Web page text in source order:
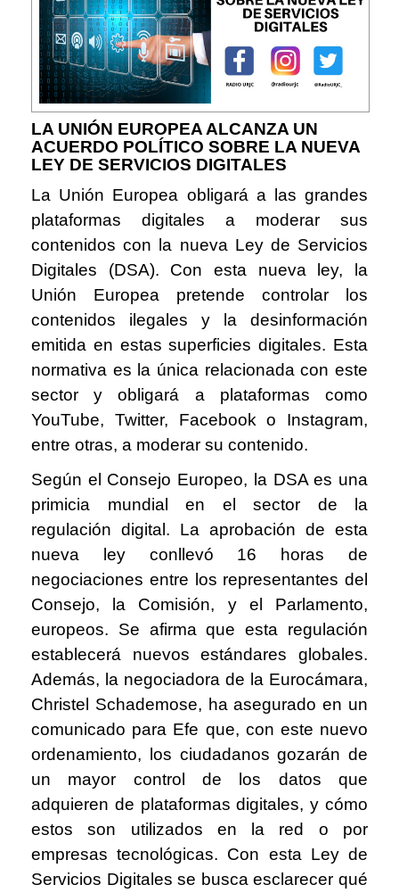
LA UNIÓN EUROPEA ALCANZA UN
ACUERDO POLÍTICO SOBRE LA NUEVA
LEY DE SERVICIOS DIGITALES
La Unión Europea obligará a las grandes
plataformas digitales a moderar sus
contenidos con la nueva Ley de Servicios
Digitales (DSA). Con esta nueva ley, la
Unión Europea pretende controlar los
contenidos ilegales y la desinformación
emitida en estas superficies digitales. Esta
normativa es la única relacionada con este
sector y obligará a plataformas como
YouTube, Twitter, Facebook o Instagram,
entre otras, a moderar su contenido.
Según el Consejo Europeo, la DSA es una
primicia mundial en el sector de la
regulación digital. La aprobación de esta
nueva ley conllevó 16 horas de
negociaciones entre los representantes del
Consejo, la Comisión, y el Parlamento,
europeos. Se afirma que esta regulación
establecerá nuevos estándares globales.
Además, la negociadora de la Eurocámara,
Christel Schademose, ha asegurado en un
comunicado para Efe que, con este nuevo
ordenamiento, los ciudadanos gozarán de
un mayor control de los datos que
adquieren de plataformas digitales, y cómo
estos son utilizados en la red o por
empresas tecnológicas. Con esta Ley de
Servicios Digitales se busca esclarecer qué